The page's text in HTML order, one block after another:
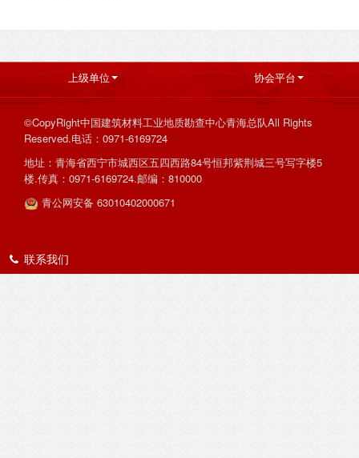
上级单位 协会平台
©CopyRight中国建筑材料工业地质勘查中心青海总队All Rights
Reserved.电话：0971-6169724
地址：青海省西宁市城西区五四西路84号恒邦紫荆城三号写字楼5
楼.传真：0971-6169724.邮编：810000
青公网安备 63010402000671
联系我们